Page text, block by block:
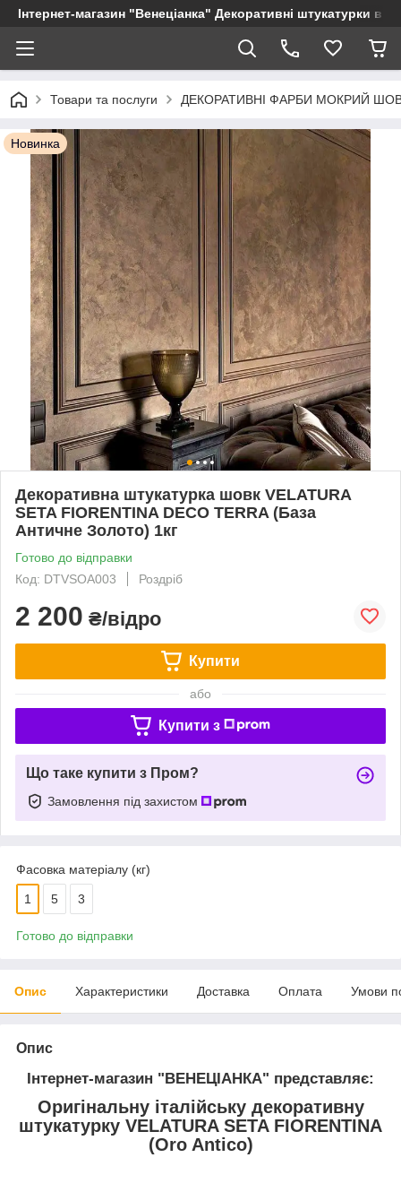
Інтернет-магазин "Венеціанка" Декоративні штукатурки від
Товари та послуги ДЕКОРАТИВНІ ФАРБИ МОКРИЙ
Новинка
Декоративна штукатурка шовк VELATURA
SETA FIORENTINA DECO TERRA (База
Античне Золото) 1кг
Готово до відправки
Код: DTVSOA003
Роздріб
2 200 ₴/відро
Купити
або
Купити з
Що таке купити з Пром?
Замовлення під захистом
Фасовка матеріалу (кг)
1 5 3
Готово до відправки
Опис Характеристики Доставка Оплата Умови
Опис
Інтернет-магазин "ВЕНЕЦІАНКА" представляє:
Оригінальну італійську декоративну
штукатурку VELATURA SETA FIORENTINA
(Oro Antico)